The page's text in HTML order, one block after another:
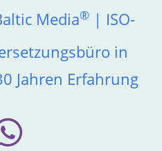
Media® | ISO-
in
Jahren Erfahrung